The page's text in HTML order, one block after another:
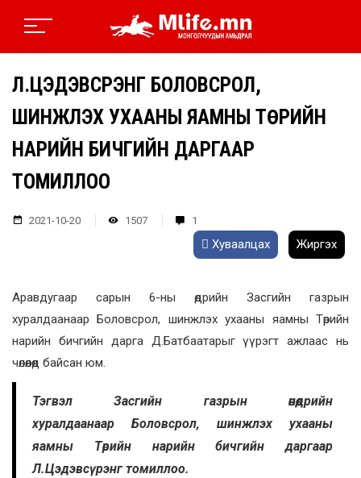
Л.ЦЭДЭВСҮРЭНГ БОЛОВСРОЛ,
ШИНЖЛЭХ УХААНЫ ЯАМНЫ ТӨРИЙН
НАРИЙН БИЧГИЙН ДАРГААР
ТОМИЛЛОО
2021-10-20 1507 1
Хуваалцах Жиргэх
Аравдугаар сарын 6-ны өдрийн Засгийн газрын
хуралдаанаар Боловсрол, шинжлэх ухааны яамны Төрийн
нарийн бичгийн дарга Д.Батбаатарыг үүрэгт ажлаас нь
чөлөөлөөд байсан юм.
Тэгвэл Засгийн газрын өнөөдрийн
хуралдаанаар Боловсрол, шинжлэх ухааны
яамны Төрийн нарийн бичгийн даргаар
Л.Цэдэвсүрэнг томиллоо.